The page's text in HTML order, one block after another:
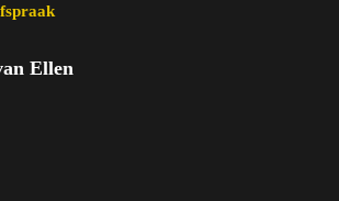
Ellen